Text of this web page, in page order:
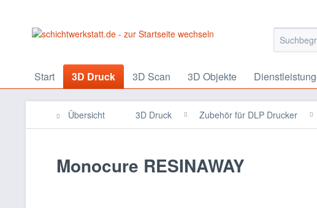
Start 3D Druck 3D Scan 3D Objekte
Übersicht 3D Druck Zubehör für DLP Drucker
Monocure RESINAWAY